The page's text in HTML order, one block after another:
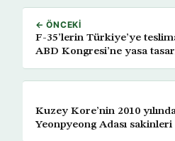
← ÖNCEKI
F-35’lerin Türkiye’ye
ABD Kongresi’ne yasa
Kuzey Kore’nin 2010 yılında
Yeonpyeong Adası sakinleri